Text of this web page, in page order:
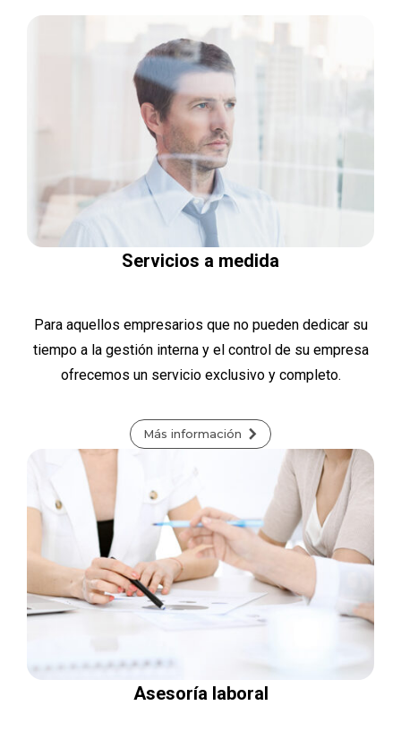
Servicios a medida
Para aquellos empresarios que no pueden dedicar su
tiempo a la gestión interna y el control de su empresa
ofrecemos un servicio exclusivo y completo.
Más información
Asesoría laboral